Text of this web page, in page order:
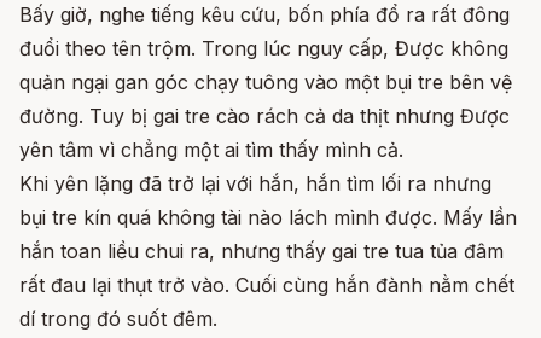
Bấy giờ, nghe tiếng kêu cứu, bốn phía đổ ra rất đông
đuổi theo tên trộm. Trong lúc nguy cấp, Được không
quản ngại gan góc chạy tuông vào một bụi tre bên vệ
đường. Tuy bị gai tre cào rách cả da thịt nhưng Được
yên tâm vì chẳng một ai tìm thấy mình cả.
Khi yên lặng đã trở lại với hắn, hắn tìm lối ra nhưng
bụi tre kín quá không tài nào lách mình được. Mấy lần
hắn toan liều chui ra, nhưng thấy gai tre tua tủa đâm
rất đau lại thụt trở vào. Cuối cùng hắn đành nằm chết
dí trong đó suốt đêm.